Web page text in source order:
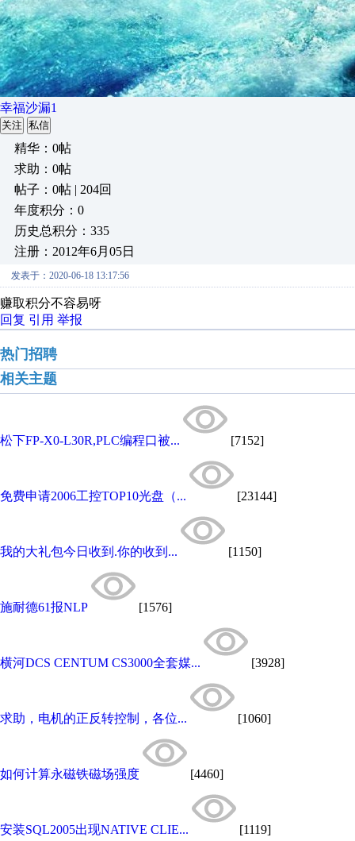
幸福沙漏1
关注 私信
精华：0帖
求助：0帖
帖子：0帖 | 204回
年度积分：0
历史总积分：335
注册：2012年6月05日
发表于：2020-06-18 13:17:56
赚取积分不容易呀
回复 引用 举报
热门招聘
相关主题
松下FP-X0-L30R,PLC编程口被... [7152]
免费申请2006工控TOP10光盘（... [23144]
我的大礼包今日收到.你的收到... [1150]
施耐德61报NLP [1576]
横河DCS CENTUM CS3000全套媒... [3928]
求助，电机的正反转控制，各位... [1060]
如何计算永磁铁磁场强度 [4460]
安装SQL2005出现NATIVE CLIE... [1119]